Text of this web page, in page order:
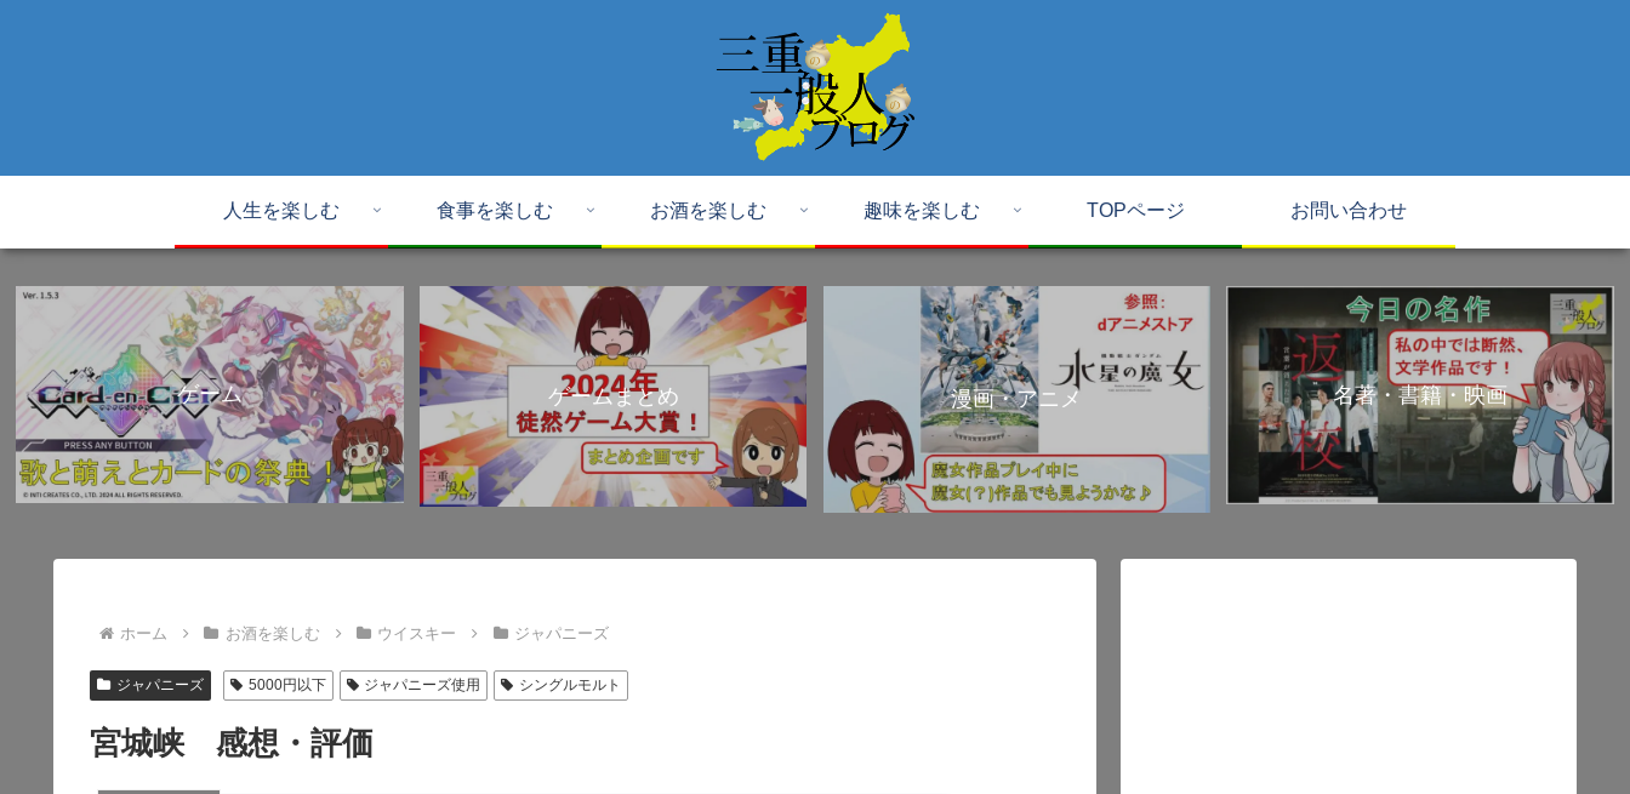
人生を楽しむ 食事を楽しむ お酒を楽しむ 趣味を楽しむ TOPページ お問い合わせ
ゲーム ゲームまとめ 漫画・アニメ 名著・書籍・映画
ホーム お酒を楽しむ ウイスキー ジャパニーズ
ジャパニーズ 5000円以下 ジャパニーズ使用 シングルモルト
宮城峡 感想・評価